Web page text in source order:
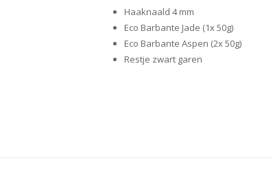
Haaknaald 4 mm
Eco Barbante Jade (1x 50g)
Eco Barbante Aspen (2x 50g)
Restje zwart garen